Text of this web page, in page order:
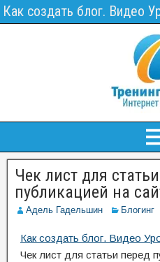
Как создать блог. Видео
Чек лист для
публикацией на
Адель Гадельшин Блогинг
Как создать блог. Видео
Чек лист для статьи перед